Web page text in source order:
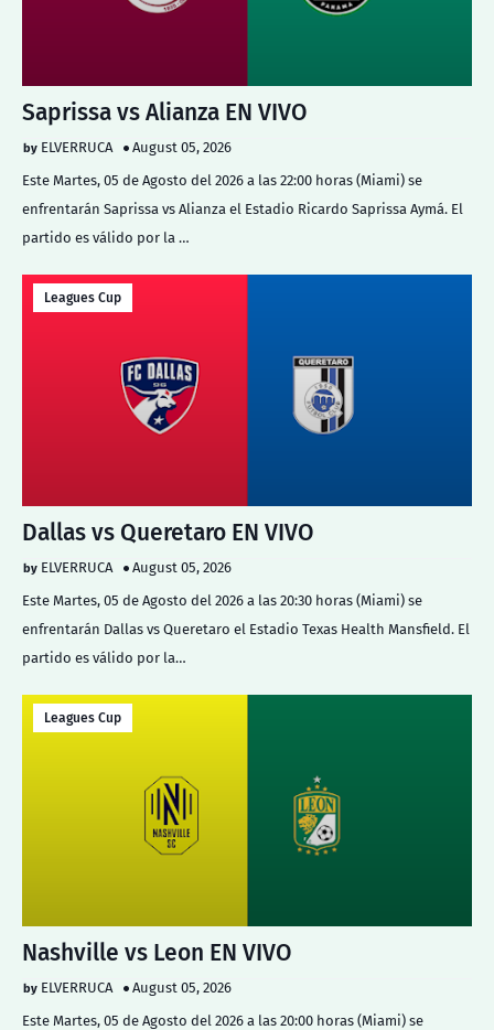
Saprissa vs Alianza EN VIVO
ELVERRUCA
August 05, 2026
Este Martes, 05 de Agosto del 2026 a las 22:00 horas (Miami) se
enfrentarán Saprissa vs Alianza el Estadio Ricardo Saprissa Aymá. El
partido es válido por la …
Leagues Cup
Dallas vs Queretaro EN VIVO
ELVERRUCA
August 05, 2026
Este Martes, 05 de Agosto del 2026 a las 20:30 horas (Miami) se
enfrentarán Dallas vs Queretaro el Estadio Texas Health Mansfield. El
partido es válido por la…
Leagues Cup
Nashville vs Leon EN VIVO
ELVERRUCA
August 05, 2026
Este Martes, 05 de Agosto del 2026 a las 20:00 horas (Miami) se